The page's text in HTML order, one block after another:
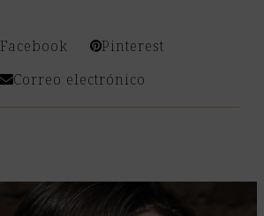
Facebook
Pinterest
Correo electrónico